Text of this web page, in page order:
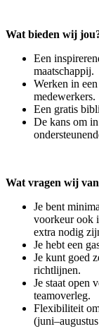
Wat bieden wij
Een
maatschappij.
Werken in
medewerkers.
Een gratis
De kans om
Wat vragen wij
Je bent
voorkeur ook
extra nodig
Je hebt een
Je kunt goed
richtlijnen.
Je staat open
teamoverleg.
Flexibiliteit